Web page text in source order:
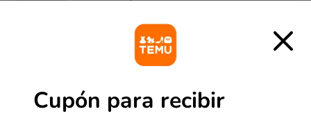
Más cupones de Alibaba
-75%
Cupón para recibir